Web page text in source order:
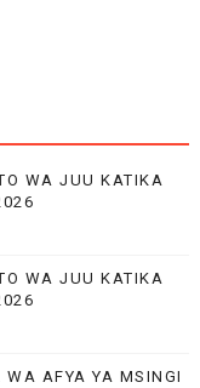
WA JUU KATIKA
WA JUU KATIKA
AFYA YA MSINGI